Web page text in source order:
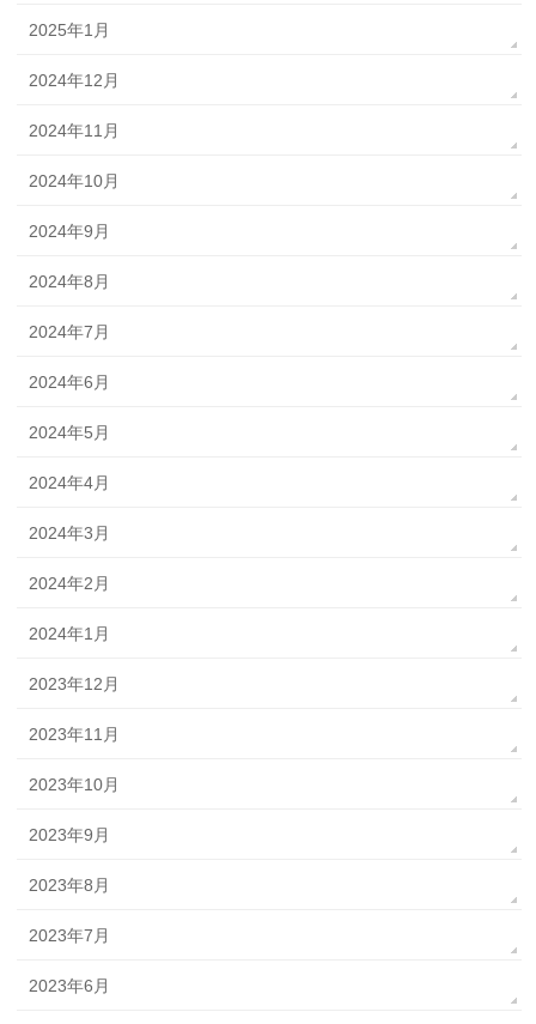
2025年1月
2024年12月
2024年11月
2024年10月
2024年9月
2024年8月
2024年7月
2024年6月
2024年5月
2024年4月
2024年3月
2024年2月
2024年1月
2023年12月
2023年11月
2023年10月
2023年9月
2023年8月
2023年7月
2023年6月